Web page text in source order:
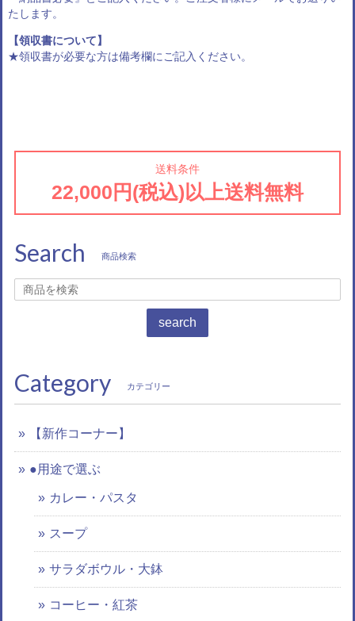
たします。
【領収書について】
★領収書が必要な方は備考欄にご記入ください。
送料条件
22,000円(税込)以上送料無料
Search 商品検索
search
Category カテゴリー
【新作コーナー】
●用途で選ぶ
カレー・パスタ
スープ
サラダボウル・大鉢
コーヒー・紅茶